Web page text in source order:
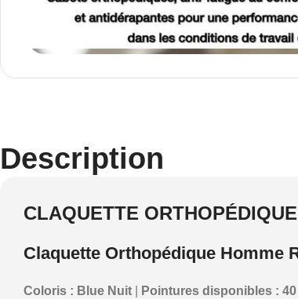
Description
CLAQUETTE
Claquette Orthopédique Homme
Coloris : Blue Nuit Pointures disponibles : 40